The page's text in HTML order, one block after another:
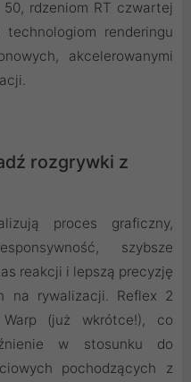
50, rdzeniom RT czwartej
technologiom renderingu
akcelerowanymi
rozgrywki z
proces graficzny,
szybsze
reakcji i lepszą precyzję
na rywalizacji. Reflex 2
(już wkrótce!), co
w stosunku do
pochodzących z